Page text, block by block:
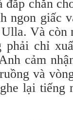
chăn
ngon giấc
Và
phải chỉ
cảm
và
lại tiếng